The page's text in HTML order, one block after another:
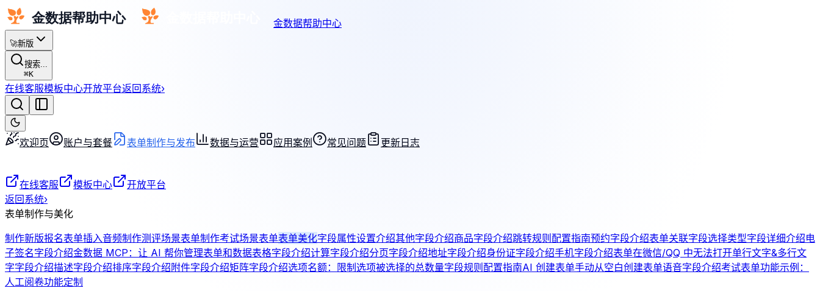
金数据帮助中心
🚀新版
搜索...
⌘K
在线客服模板中心开放平台返回系统›
欢迎页 账户与套餐 表单制作与发布 数据与运营 应用案例 常见问题 更新日志
在线客服 模板中心
开放平台
返回系统›
表单制作与美化
制作新版报名表单插入音频制作测评场景表单制作考试场景表单表单美化字段属性设置介绍其他字段介绍商品字段介绍跳转规则配置指南预约字段介绍表单关联字段选择类型字段详细介绍电
子签名字段介绍金数据 MCP：让 AI 帮你管理表单和数据表格字段介绍计算字段介绍分页字段介绍地址字段介绍身份证字段介绍手机字段介绍表单在微信/QQ 中无法打开单行文字&多行文
字字段介绍描述字段介绍排序字段介绍附件字段介绍矩阵字段介绍选项名额：限制选项被选择的总数量字段规则配置指南AI 创建表单手动从空白创建表单语音字段介绍考试表单功能示例：
人工阅卷功能定制